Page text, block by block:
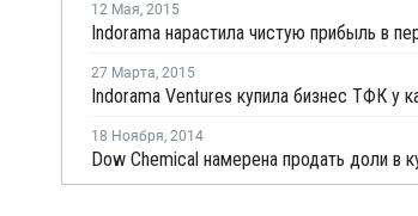
12 Мая, 2015
27 Марта, 2015
18 Ноября, 2014